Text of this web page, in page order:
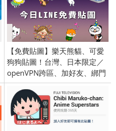
【免費貼圖】樂天熊貓、可愛
狗狗貼圖！台灣、日本限定／
openVPN跨區、加好友、綁門
號／2018/11/27